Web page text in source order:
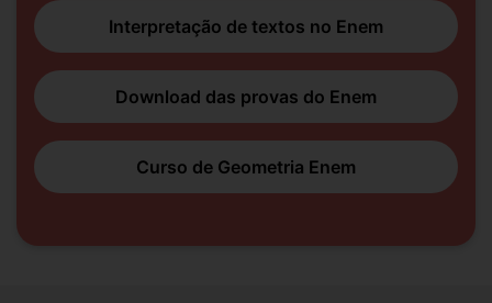
Interpretação de textos no Enem
Download das provas do Enem
Curso de Geometria Enem